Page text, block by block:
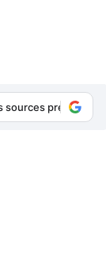
sources préférées